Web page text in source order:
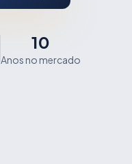
10
Anos no mercado